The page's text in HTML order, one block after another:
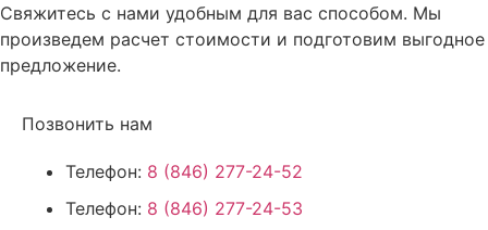
Свяжитесь с нами удобным для вас способом. Мы
произведем расчет стоимости и подготовим выгодное
предложение.
Позвонить нам
Телефон: 8 (846) 277-24-52
Телефон: 8 (846) 277-24-53